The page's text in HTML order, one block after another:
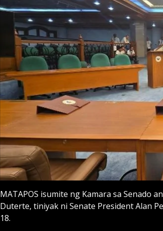
MATAPOS isumite ng Kamara sa Senado
Duterte, tiniyak ni Senate President Alan
18.